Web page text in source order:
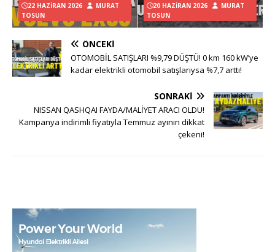
22 HAZIRAN 2026
MURAT
TOSUN
20 HAZIRAN 2026
MURAT
TOSUN
ÖNCEKI
OTOMOBİL SATIŞLARI %9,79 DÜŞTÜ! 0 km 160 kW’ye
kadar elektrikli otomobil satışlarıysa %7,7 arttı!
SONRAKI
NISSAN QASHQAI FAYDA/MALİYET ARACI OLDU!
Kampanya indirimli fiyatıyla Temmuz ayının dikkat
çekeni!